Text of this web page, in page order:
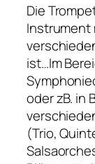
Die
Instrument
ist…Im
oder zB. in
(Trio,